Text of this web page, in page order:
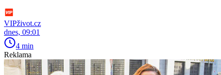
VIPživot.cz
dnes, 09:01
4 min
Reklama